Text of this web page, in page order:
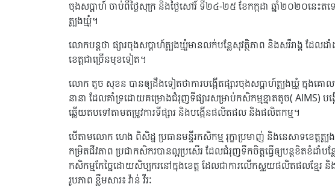
ចុងសប្តាហ៍ ចាប់ពីថ្ងៃសុក្រ និងថ្ងៃសៅរ៍ ទី២៤-២៥ ខែកក្កដា ឆ្នាំ២០២០នេ
ត្បូងឃ្មុំ។
លោកបន្តថា ផ្សារចុងសប្ដាហ៍ត្បូងឃ្មុំមានលក់បន្លែសុវត្ថិភាព និងសរីរាង្គ ដ
ខេត្តជាច្រើនមុខទៀត។
លោក តូច សុខន បានឲ្យដឹងទៀតថាការបង្កើតផ្សារចុងសប្ដាហ៍ត្បូងឃ្មុំ
នានា ដែលគាំទ្រដោយគម្រោងជំរុញទីផ្សារសម្រាប់កសិកម្មខ្នាតតូច(
ឆ្លើយតបទៅតាមតម្រូវការទីផ្សារ និងបង្កើនផលិតផល និងផលិតកម្ម។
បើតាមលោក ហេង ពិសិដ្ឋ ប្រធានមន្ទីរកសិកម្ម រុក្ខាប្រមាញ់ និងនេសាទខេត្ត
កម្រិតជីវភាព ប្រជាកសិករបានល្អប្រសើរ ដែលជំរុញទឹកចិត្តធ្វើឲ្យបន្តខិតខំដ
កសិកម្មកែច្នៃដោយសិប្បករនៅក្នុងខេត្ត ដែលជាការលើកស្ទួយផលិតផលខ្មែរ និង
រូបភាព ខ្លឹមសារ៖ វ៉ាន់ វីរៈ